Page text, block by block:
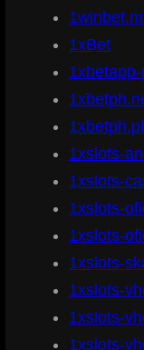
1xBet
1xslots-
1xslots-
1xslots-
1xslots-
1xslots-
1xslots-
1xslots-
1xslots-